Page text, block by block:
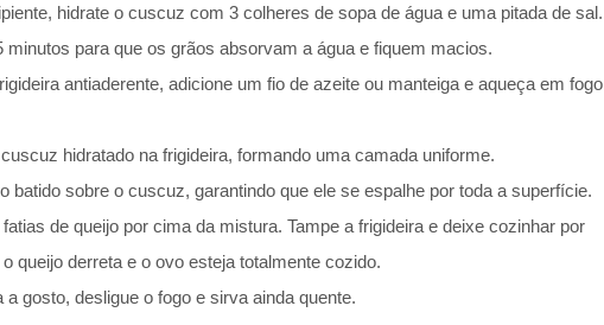
hidrate o cuscuz com 3 colheres de sopa de água e uma pitada de sal.
para que os grãos absorvam a água e fiquem macios.
antiaderente, adicione um fio de azeite ou manteiga e aqueça em fogo
hidratado na frigideira, formando uma camada uniforme.
batido sobre o cuscuz, garantindo que ele se espalhe por toda a superfície.
de queijo por cima da mistura. Tampe a frigideira e deixe cozinhar por
queijo derreta e o ovo esteja totalmente cozido.
a gosto, desligue o fogo e sirva ainda quente.